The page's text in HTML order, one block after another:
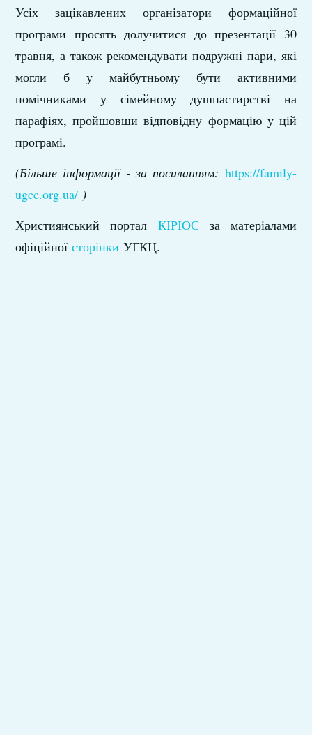
Усіх зацікавлених організатори формаційної
програми просять долучитися до презентації 30
травня, а також рекомендувати подружні пари, які
могли б у майбутньому бути активними
помічниками у сімейному душпастирстві на
парафіях, пройшовши відповідну формацію у цій
програмі.
(Більше інформації - за посиланням: https://family-
ugcc.org.ua/ )
Християнський портал КІРІОС за матеріалами
офіційноїсторінки УГКЦ.